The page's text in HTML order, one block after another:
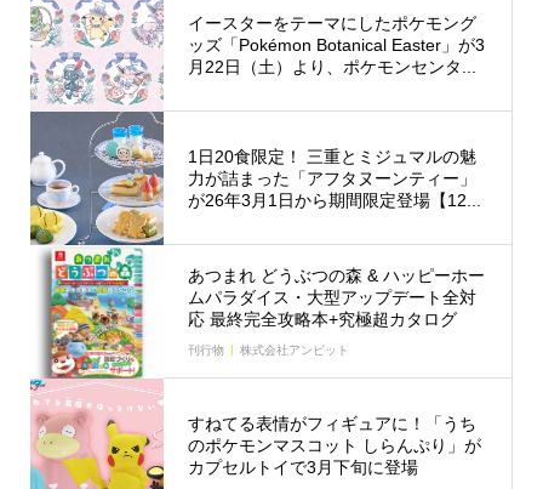
イースターをテーマにしたポケモング
ッズ「Pokémon Botanical Easter」が3
月22日（土）より、ポケモンセンタ...
1日20食限定！ 三重とミジュマルの魅
力が詰まった「アフタヌーンティー」
が26年3月1日から期間限定登場【12...
あつまれ どうぶつの森 & ハッピーホー
ムパラダイス・大型アップデート全対
応 最終完全攻略本+究極超カタログ
刊行物 株式会社アンビット
すねてる表情がフィギュアに！「うち
のポケモンマスコット しらんぷり」が
カプセルトイで3月下旬に登場